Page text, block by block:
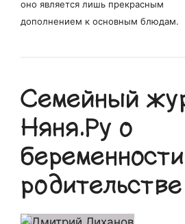
оно является лишь прекрасным
дополнением к основным блюдам.
Семейный
Няня.Ру о
родительстве